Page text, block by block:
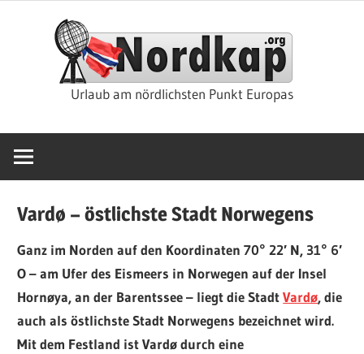
&
Urlaub am nördlichsten Punkt Europas
Vardø – östlichste Stadt Norwegens
Ganz im Norden auf den Koordinaten 70° 22′ N, 31° 6′
O – am Ufer des Eismeers in Norwegen auf der Insel
Hornøya, an der Barentssee – liegt die StadtVardø, die
auch als östlichste Stadt Norwegens bezeichnet wird.
Mit dem Festland ist Vardø durch eine